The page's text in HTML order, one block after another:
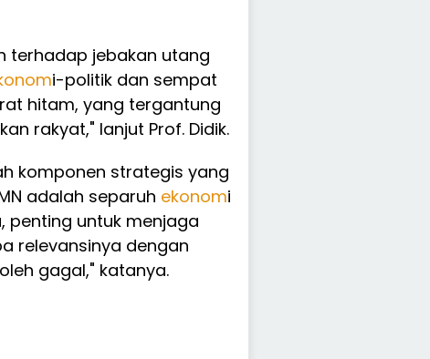
terhadap jebakan utang
i-politik dan sempat
hitam, yang tergantung
rakyat," lanjut Prof. Didik.
komponen strategis yang
adalah separuh ekonomi
penting untuk menjaga
relevansinya dengan
gagal," katanya.